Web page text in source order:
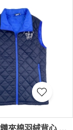
設計撞色拉鏈夾棉羽絨背心 訂製寶藍色繡花logo背心外套 裡布設計藍色 盛裝舞步俱樂部公司 J1003